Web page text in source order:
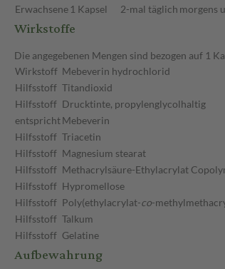
Erwachsene 1 Kapsel 2-mal täglich morgens
Wirkstoffe
Die angegebenen Mengen sind bezogen auf 1
Wirkstoff Mebeverin hydrochlorid
Hilfsstoff Titandioxid
Hilfsstoff Drucktinte, propylenglycolhaltig
entsprichtMebeverin
Hilfsstoff Triacetin
Hilfsstoff Magnesium stearat
Hilfsstoff Methacrylsäure-Ethylacrylat
Hilfsstoff Hypromellose
Hilfsstoff Poly(ethylacrylat-co-
Hilfsstoff Talkum
Hilfsstoff Gelatine
Aufbewahrung